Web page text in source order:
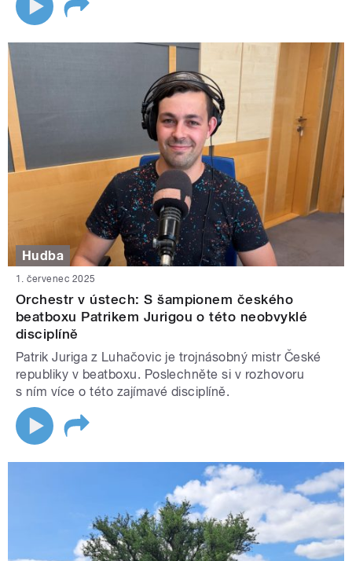
Hudba
1. červenec 2025
Orchestr v ústech: S šampionem českého
beatboxu Patrikem Jurigou o této neobvyklé
disciplíně
Patrik Juriga z Luhačovic je trojnásobný mistr České
republiky v beatboxu. Poslechněte si v rozhovoru
s ním více o této zajímavé disciplíně.